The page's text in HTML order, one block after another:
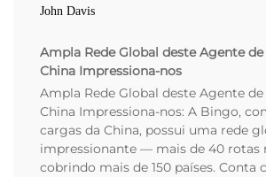
John Davis
Ampla Rede Global deste Agente de
China Impressiona-nos
Ampla Rede Global deste Agente de
China Impressiona-nos: A Bingo,
cargas da China, possui uma rede
impressionante — mais de 40 rotas
cobrindo mais de 150 países. Conta